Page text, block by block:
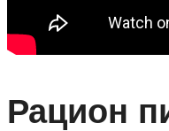
Рацион